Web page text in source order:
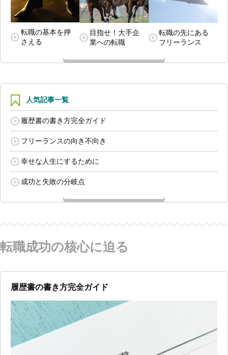
転職の基本を押
さえる
目指せ！大手企
業への転職
転職の先にある
フリーランス
人気記事一覧
履歴書の書き方完全ガイド
フリーランスの向き不向き
幸せな人生にするために
成功と失敗の分岐点
転職成功の核心に迫る
履歴書の書き方完全ガイド